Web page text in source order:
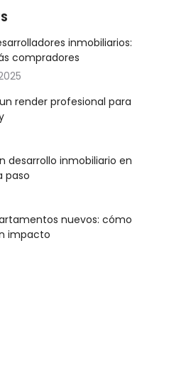
inmobiliarios:
compradores
render profesional para
desarrollo inmobiliario en
paso
nuevos: cómo
impacto